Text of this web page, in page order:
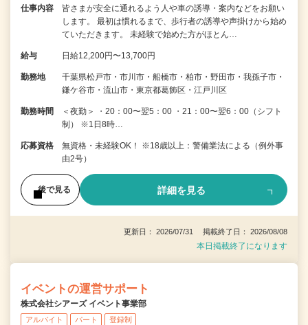
仕事内容
皆さまが安全に通れるよう人や車の誘導・案内などをお願い
します。 最初は慣れるまで、歩行者の誘導や声掛けから始め
ていただきます。 未経験で始めた方がほとん…
給与 日給12,200円〜13,700円
勤務地
千葉県松戸市・市川市・船橋市・柏市・野田市・我孫子市・
鎌ケ谷市・流山市・東京都葛飾区・江戸川区
勤務時間
＜夜勤＞ ・20：00〜翌5：00 ・21：00〜翌6：00（シフト
制） ※1日8時…
応募資格
無資格・未経験OK！ ※18歳以上：警備業法による（例外事
由2号）
後で見る 詳細を見る
更新日： 2026/07/31 掲載終了日： 2026/08/08
本日掲載終了になります
イベントの運営サポート
株式会社シアーズ イベント事業部
アルバイト パート 登録制